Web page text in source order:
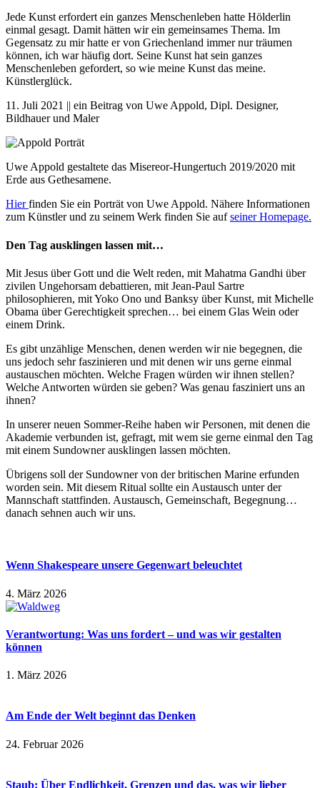
Jede Kunst erfordert ein ganzes Menschenleben hatte Hölderlin
einmal gesagt. Damit hätten wir ein gemeinsames Thema. Im
Gegensatz zu mir hatte er von Griechenland immer nur träumen
können, ich war häufig dort. Seine Kunst hat sein ganzes
Menschenleben gefordert, so wie meine Kunst das meine.
Künstlerglück.
11. Juli 2021 || ein Beitrag von Uwe Appold, Dipl. Designer,
Bildhauer und Maler
Uwe Appold gestaltete das Misereor-Hungertuch 2019/2020 mit
Erde aus Gethesamene.
Hierfinden Sie ein Porträt von Uwe Appold. Nähere Informationen
zum Künstler und zu seinem Werk finden Sie aufseiner Homepage.
Den Tag ausklingen lassen mit…
Mit Jesus über Gott und die Welt reden, mit Mahatma Gandhi über
zivilen Ungehorsam debattieren, mit Jean-Paul Sartre
philosophieren, mit Yoko Ono und Banksy über Kunst, mit Michelle
Obama über Gerechtigkeit sprechen… bei einem Glas Wein oder
einem Drink.
Es gibt unzählige Menschen, denen werden wir nie begegnen, die
uns jedoch sehr faszinieren und mit denen wir uns gerne einmal
austauschen möchten. Welche Fragen würden wir ihnen stellen?
Welche Antworten würden sie geben? Was genau fasziniert uns an
ihnen?
In unserer neuen Sommer-Reihe haben wir Personen, mit denen die
Akademie verbunden ist, gefragt, mit wem sie gerne einmal den Tag
mit einem Sundowner ausklingen lassen möchten.
Übrigens soll der Sundowner von der britischen Marine erfunden
worden sein. Mit diesem Ritual sollte ein Austausch unter der
Mannschaft stattfinden. Austausch, Gemeinschaft, Begegnung…
danach sehnen auch wir uns.
Wenn Shakespeare unsere Gegenwart beleuchtet
4. März 2026
Verantwortung: Was uns fordert – und was wir gestalten
können
1. März 2026
Am Ende der Welt beginnt das Denken
24. Februar 2026
Staub: Über Endlichkeit, Grenzen und das, was wir lieber